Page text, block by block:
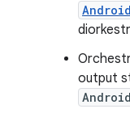
output